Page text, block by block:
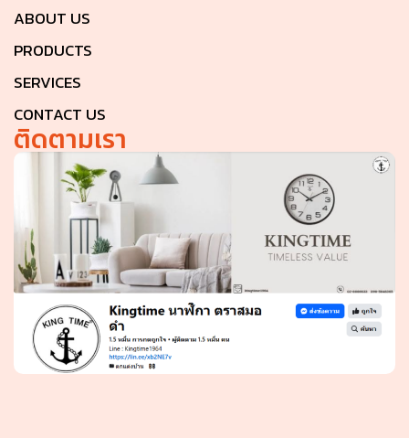
ABOUT US
PRODUCTS
SERVICES
CONTACT US
ติดตามเรา